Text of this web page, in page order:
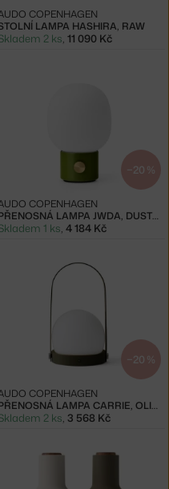
LAMPA HASHIRA, RAW
COPENHAGEN
2 ks, 11 090 Kč
−20 %
PŘENOSNÁ LAMPA JWDA, DUSTY GREEN
COPENHAGEN
1 ks, 4 184 Kč
−20 %
PŘENOSNÁ LAMPA CARRIE, OLIVE
COPENHAGEN
2 ks, 3 568 Kč